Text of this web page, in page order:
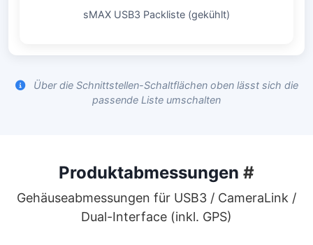
sMAX USB3 Packliste (gekühlt)
Über die Schnittstellen-Schaltflächen oben lässt sich die
passende Liste umschalten
Produktabmessungen #
Gehäuseabmessungen für USB3 / CameraLink /
Dual-Interface (inkl. GPS)